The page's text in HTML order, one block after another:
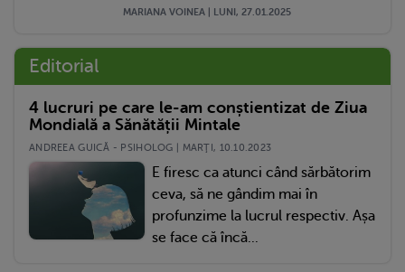
MARIANA VOINEA | LUNI, 27.01.2025
Editorial
4 lucruri pe care le-am conștientizat de Ziua
Mondială a Sănătății Mintale
ANDREEA GUICĂ - PSIHOLOG | MARŢI, 10.10.2023
E firesc ca atunci când sărbătorim
ceva, să ne gândim mai în
profunzime la lucrul respectiv. Așa
se face că încă...